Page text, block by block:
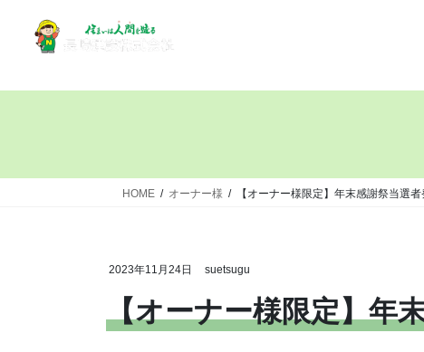
HOME オーナー様 【オーナー様限定】年末感謝祭当選者
2023年11月24日 suetsugu
【オーナー様限定】年